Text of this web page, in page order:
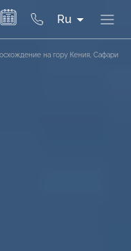
Ru
на гору Кения, Сафари